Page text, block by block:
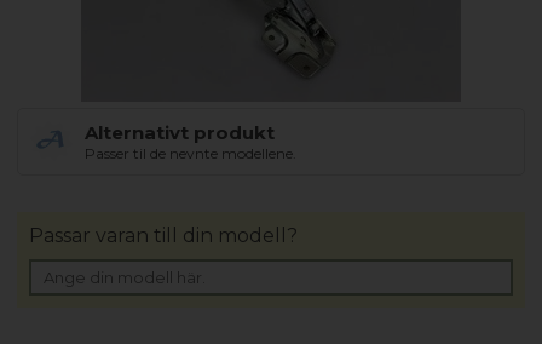
Alternativt produkt
Passer til de nevnte modellene.
Passar varan till din modell?